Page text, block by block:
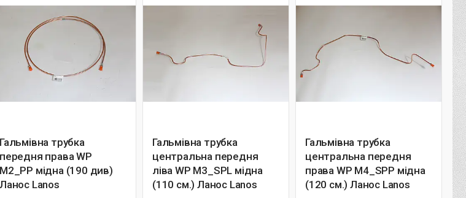
Гальмівна трубка
передня права WP
M2_PP мідна (190 див)
Ланос Lanos
Гальмівна трубка
центральна передня
ліва WP M3_SPL мідна
(110 см.) Ланос Lanos
Гальмівна трубка
центральна передня
права WP M4_SPP мідна
(120 см.) Ланос Lanos